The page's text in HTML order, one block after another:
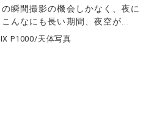
瞬間撮影の機会しかなく、夜に
んなにも長い期間、夜空が...
P1000/天体写真